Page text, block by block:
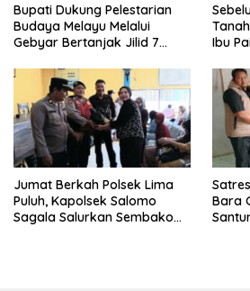
Bupati Dukung Pelestarian
Budaya Melayu Melalui
Gebyar Bertanjak Jilid 7
Ibu
Jumat Berkah Polsek Lima
Puluh, Kapolsek Salomo
Sagala Salurkan Sembako
Bara